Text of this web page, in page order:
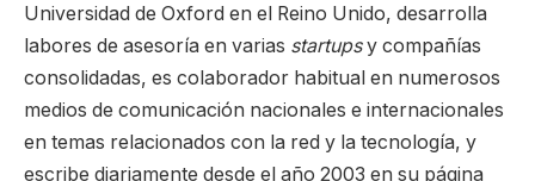
Universidad de Oxford en el Reino Unido, desarrolla
labores de asesoría en varias startupsy compañías
consolidadas, es colaborador habitual en numerosos
medios de comunicación nacionales e internacionales
en temas relacionados con la red y la tecnología, y
escribe diariamente desde el año 2003 en su página